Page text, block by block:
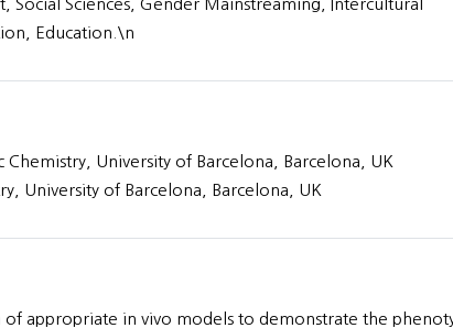
Social Sciences, Gender Mainstreaming, Intercultural
Education.\n
Chemistry, University of Barcelona, Barcelona, UK
University of Barcelona, Barcelona, UK
of appropriate in vivo models to demonstrate the
프로필 보기